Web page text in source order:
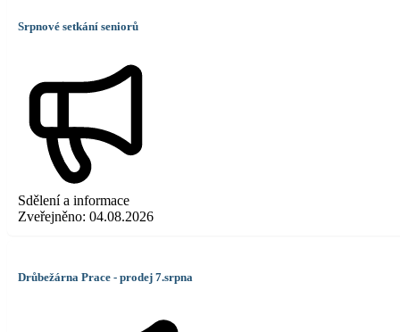
Srpnové setkání seniorů
Sdělení a informace
Zveřejněno: 04.08.2026
Drůbežárna Prace - prodej 7.srpna